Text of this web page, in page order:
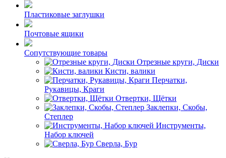
Пластиковые заглушки
Почтовые ящики
Сопутствующие товары
Отрезные круги, Диски
Кисти, валики
Перчатки,
Рукавицы, Краги
Отвертки, Щётки
Заклепки, Скобы,
Степлер
Инструменты,
Набор ключей
Сверла, Бур